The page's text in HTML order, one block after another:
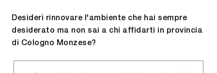
Desideri rinnovare l'ambiente che hai sempre
desiderato ma non sai a chi affidarti in provincia
di Cologno Monzese?